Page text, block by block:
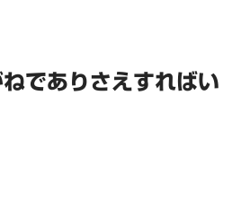
ねでありさえすればい